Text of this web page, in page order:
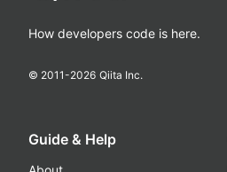
How developers code is here.
© 2011-2026 Qiita Inc.
Guide & Help